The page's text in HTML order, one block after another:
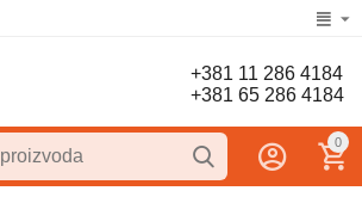
+381 11 286 4184
+381 65 286 4184
0